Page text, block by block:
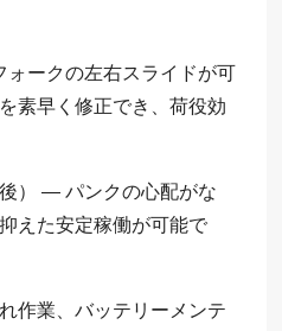
ォークの左右スライドが可
素早く修正でき、荷役効
） — パンクの心配がな
えた安定稼働が可能で
作業、バッテリーメンテ